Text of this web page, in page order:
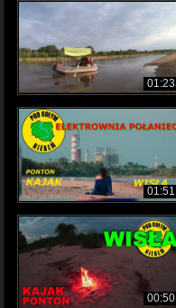
01:23
01:51
00:50